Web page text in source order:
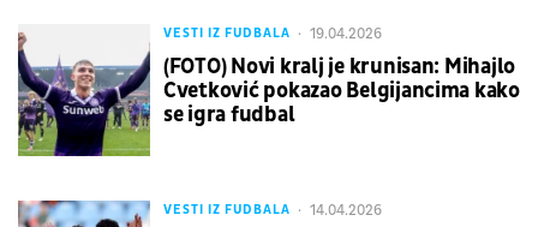
VESTI IZ FUDBALA 19.04.2026
(FOTO) Novi kralj je krunisan: Mihajlo
Cvetković pokazao Belgijancima kako
se igra fudbal
VESTI IZ FUDBALA 14.04.2026